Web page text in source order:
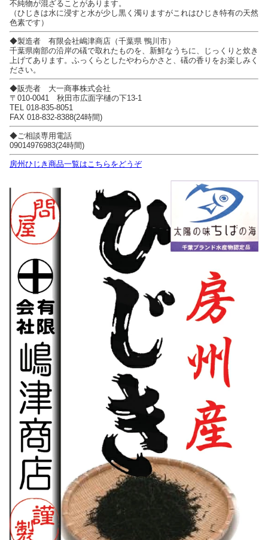
不純物が混ざることがあります。
（ひじきは水に浸すと水が少し黒く濁りますがこれはひじき特有の天然
色素です）
◆製造者 有限会社嶋津商店（千葉県 鴨川市）
千葉県南部の沿岸の礒で取れたものを、新鮮なうちに、じっくりと炊き
上げてあります。ふっくらとしたやわらかさと、礒の香りをお楽しみく
ださい。
◆販売者 大一商事株式会社
〒010-0041 秋田市広面字樋の下13-1
TEL 018-835-8051
FAX 018-832-8388(24時間)
◆ご相談専用電話
09014976983(24時間)
房州ひじき商品一覧はこちらをどうぞ